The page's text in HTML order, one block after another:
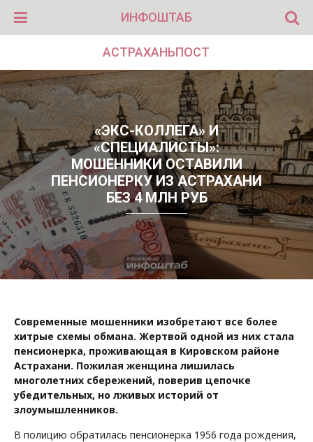
ИНФОШТАБ
АСТРАХАНЬПОСТ
«ЭКС-КОЛЛЕГА» И
«СПЕЦИАЛИСТЫ»:
МОШЕННИКИ ОСТАВИЛИ
ПЕНСИОНЕРКУ ИЗ АСТРАХАНИ
БЕЗ 4 МЛН РУБ
Современные мошенники изобретают все более
хитрые схемы обмана. Жертвой одной из них стала
пенсионерка, проживающая в Кировском районе
Астрахани. Пожилая женщина лишилась
многолетних сбережений, поверив цепочке
убедительных, но лживых историй от
злоумышленников.
В полицию обратилась пенсионерка 1956 года рождения,